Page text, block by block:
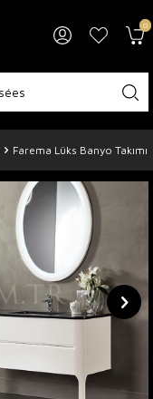
0
Farema Lüks Banyo Takımı